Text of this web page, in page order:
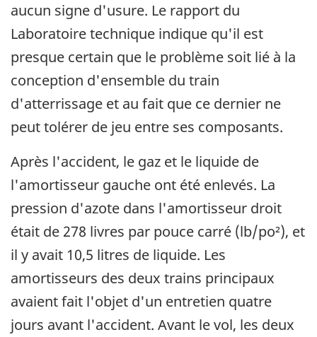
aucun signe d'usure. Le rapport du
Laboratoire technique indique qu'il est
presque certain que le problème soit lié à la
conception d'ensemble du train
d'atterrissage et au fait que ce dernier ne
peut tolérer de jeu entre ses composants.
Après l'accident, le gaz et le liquide de
l'amortisseur gauche ont été enlevés. La
pression d'azote dans l'amortisseur droit
était de 278 livres par pouce carré (lb/po²), et
il y avait 10,5 litres de liquide. Les
amortisseurs des deux trains principaux
avaient fait l'objet d'un entretien quatre
jours avant l'accident. Avant le vol, les deux